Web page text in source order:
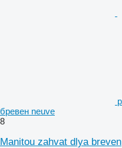
бревен neuve
8
Manitou zahvat dlya breven